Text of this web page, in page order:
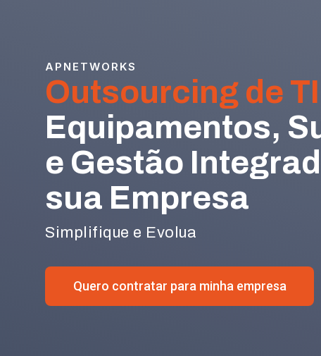
APNETWORKS
Outsourcing de
Equipamentos,
e Gestão
sua Empresa
Simplifique e Evolua
Quero contratar para minha empresa